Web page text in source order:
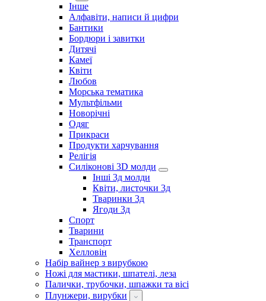
Інше
Алфавіти, написи й цифри
Бантики
Бордюри і завитки
Дитячі
Камеї
Квіти
Любов
Морська тематика
Мультфільми
Новорічні
Одяг
Прикраси
Продукти харчування
Релігія
Силіконові 3D молди
Інші 3д молди
Квіти, листочки 3д
Тваринки 3д
Ягоди 3д
Спорт
Тварини
Транспорт
Хелловін
Набір вайнер з вирубкою
Ножі для мастики, шпателі, леза
Палички, трубочки, шпажки та вісі
Плунжери, вирубки